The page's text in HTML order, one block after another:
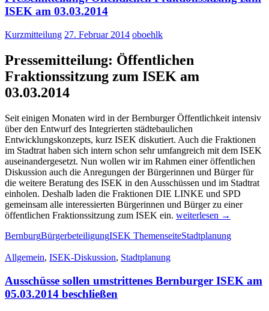
Aufbruch
zu
einer
integrierten
in
Bernburg
ISEK am 03.03.2014
Kurzmitteilung 27. Februar 2014 oboehlk
Pressemitteilung: Öffentlichen
Fraktionssitzung zum ISEK am
03.03.2014
Seit einigen Monaten wird in der Bernburger Öffentlichkeit intensiv
über den Entwurf des Integrierten städtebaulichen
Entwicklungskonzepts, kurz ISEK diskutiert. Auch die Fraktionen
im Stadtrat haben sich intern schon sehr umfangreich mit dem ISEK
auseinandergesetzt. Nun wollen wir im Rahmen einer öffentlichen
Diskussion auch die Anregungen der Bürgerinnen und Bürger für
die weitere Beratung des ISEK in den Ausschüssen und im Stadtrat
einholen. Deshalb laden die Fraktionen DIE LINKE und SPD
gemeinsam alle interessierten Bürgerinnen und Bürger zu einer
öffentlichen Fraktionssitzung zum ISEK ein. Pressemitteilung:
Fraktionssitzung
03.03.2014
weiterlesen →
BernburgBürgerbeteiligungISEK ThemenseiteStadtplanung
Allgemein, ISEK-Diskussion, Stadtplanung
Ausschüsse sollen umstrittenes Bernburger ISEK am
05.03.2014 beschließen